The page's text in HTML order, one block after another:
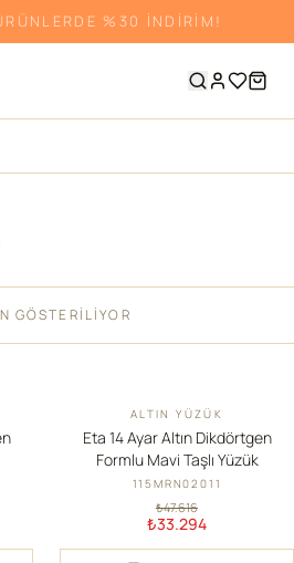
%30 İNDİRİM!
GÖSTERİLİYOR
İNDIRIMALTIN YÜZÜK
Eta 14 Ayar Altın Dikdörtgen
Formlu Mavi Taşlı Yüzük
115MRN02011
₺47.616
₺33.294